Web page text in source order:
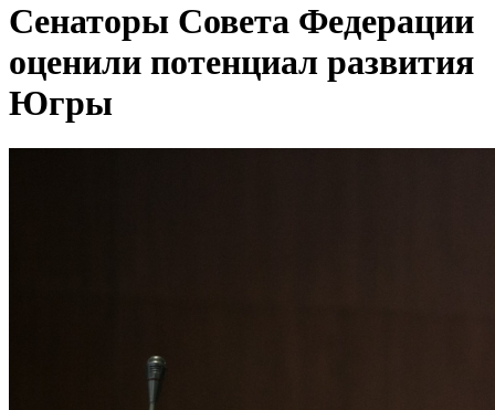
Сенаторы Совета Федерации
оценили потенциал развития
Югры